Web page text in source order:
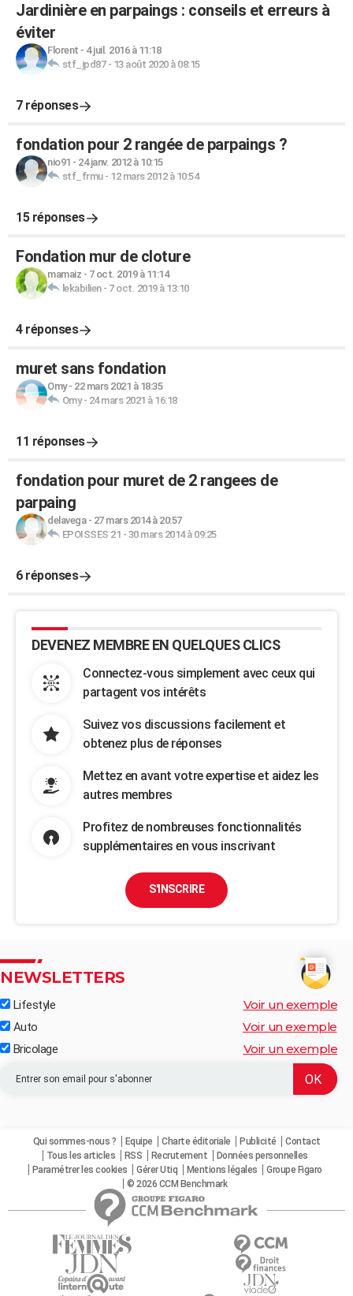
Jardinière en parpaings : conseils et erreurs à
éviter
Florent - 4 juil. 2016 à 11:18
stf_jpd87- 13 août 2020 à 08:15
7 réponses
fondation pour 2 rangée de parpaings ?
nio91 - 24 janv. 2012 à 10:15
stf_frmu- 12 mars 2012 à 10:54
15 réponses
Fondation mur de cloture
mamaiz - 7 oct. 2019 à 11:14
lekabilien- 7 oct. 2019 à 13:10
4 réponses
muret sans fondation
Omy- 22 mars 2021 à 18:35
Omy- 24 mars 2021 à 16:18
11 réponses
fondation pour muret de 2 rangees de
parpaing
delavega- 27 mars 2014 à 20:57
EPOISSES 21 - 30 mars 2014 à 09:25
6 réponses
DEVENEZ MEMBRE EN QUELQUES CLICS
Connectez-vous simplement avec ceux qui
partagent vos intérêts
Suivez vos discussions facilement et
obtenez plus de réponses
Mettez en avant votre expertise et aidez les
autres membres
Profitez de nombreuses fonctionnalités
supplémentaires en vous inscrivant
S'INSCRIRE
NEWSLETTERS
Lifestyle Voir un exemple
Auto Voir un exemple
Bricolage Voir un exemple
Qui sommes-nous ? Equipe Charte éditoriale Publicité
Contact
Tous les articles
RSS Recrutement
Données personnelles
Paramétrer les cookies
Gérer Utiq Mentions légales
Groupe Figaro
© 2026 CCM Benchmark